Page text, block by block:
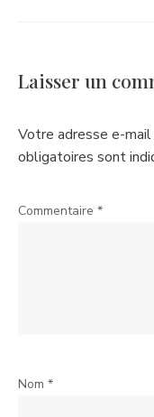
Laisser un
Votre adresse e-
obligatoires sont
Commentaire *
Nom *